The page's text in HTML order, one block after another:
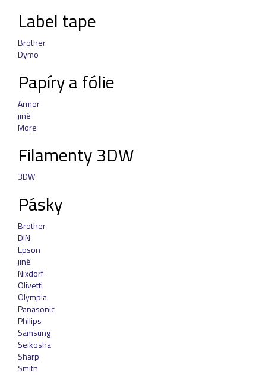
Label tape
Brother
Dymo
Papíry a fólie
Armor
jiné
More
Filamenty 3DW
3DW
Pásky
Brother
DIN
Epson
jiné
Nixdorf
Olivetti
Olympia
Panasonic
Philips
Samsung
Seikosha
Sharp
Smith